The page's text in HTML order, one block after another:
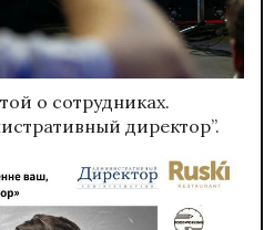
о сотрудниках.
директор”.